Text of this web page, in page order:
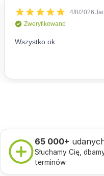
65 000+
Słuchamy Cię,
terminów